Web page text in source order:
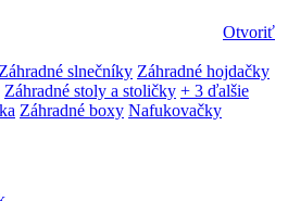
Otvoriť
Záhradné slnečníky Záhradné hojdačky
Záhradné stoly a stoličky + 3 ďalšie
Záhradné boxy Nafukovačky